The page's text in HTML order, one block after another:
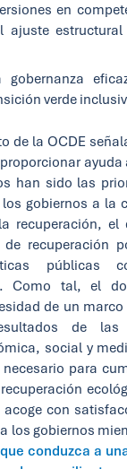
en
ajuste
gobernanza
verde
de la OCDE
han sido las
gobiernos a la
recuperación, el
recuperación
públicas
Como tal, el
de un
de
social y
para
acoge con
los gobiernos
conduzca a